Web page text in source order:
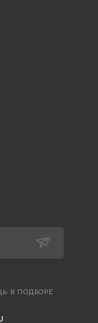
В ПОДБОРЕ